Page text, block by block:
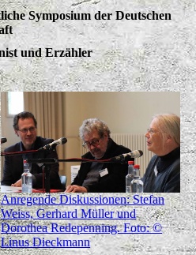
Symposium der Deutschen
und Erzähler
Anregende Diskussionen: Stefan
Weiss, Gerhard Müller und
Dorothea Redepenning. Foto: ©
Linus Dieckmann